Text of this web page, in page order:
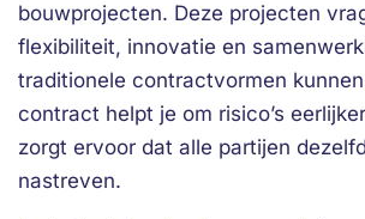
bouwprojecten. Deze projecten
flexibiliteit, innovatie en
traditionele contractvormen
contract helpt je om risico’s
zorgt ervoor dat alle partijen
nastreven.